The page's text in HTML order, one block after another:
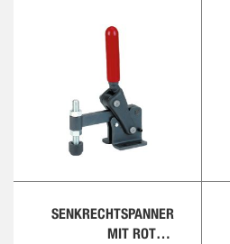
SENKRECHTSPANNER
MIT ROTEM